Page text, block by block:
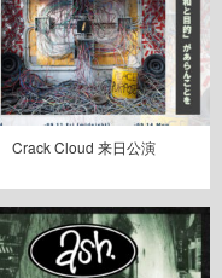
Crack Cloud 来日公演